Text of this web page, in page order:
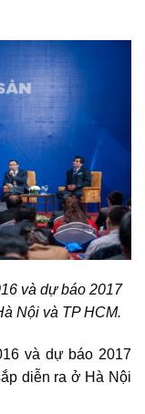
và dự báo 2017
Nội và TP HCM.
và dự báo 2017
diễn ra ở Hà Nội